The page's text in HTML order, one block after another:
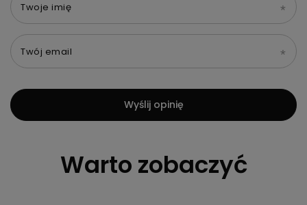
Twoje imię
Twój email
Wyślij opinię
Warto zobaczyć